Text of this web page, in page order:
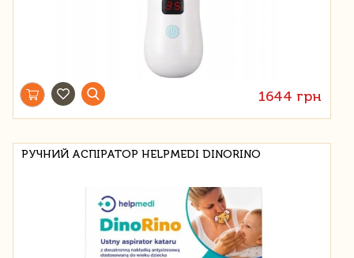
1644 грн
РУЧНИЙ АСПІРАТОР HELPMEDI DINORINO